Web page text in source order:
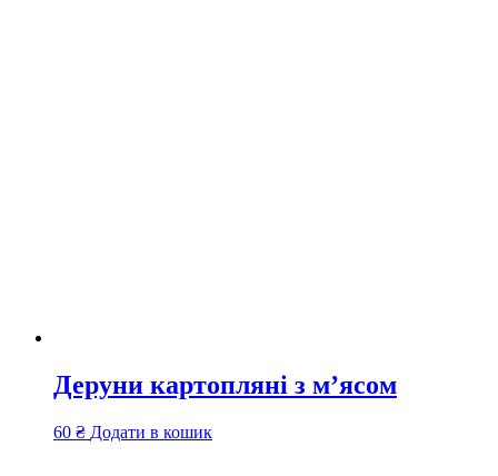
Деруни картопляні з м’ясом
60 ₴ Додати в кошик